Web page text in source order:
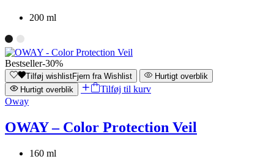
200 ml
Bestseller-30%
Tilføj wishlistFjern fra Wishlist
Hurtigt overblik
Hurtigt overblik
Tilføj til kurv
Oway
OWAY – Color Protection Veil
160 ml